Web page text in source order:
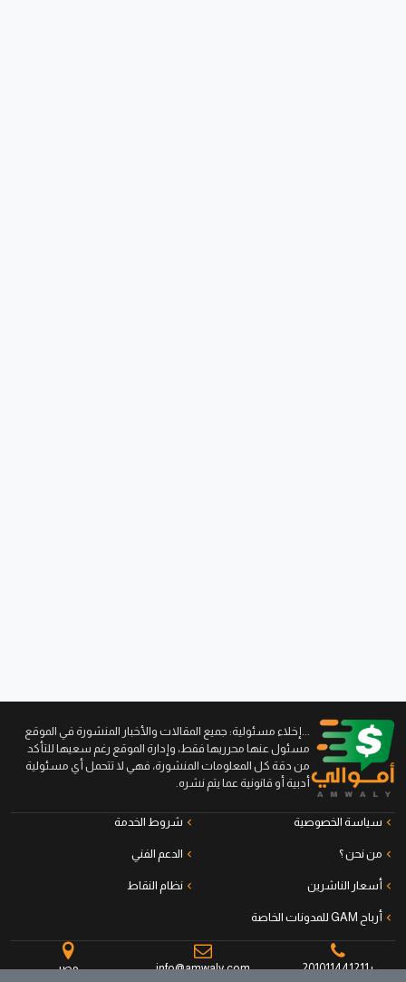
...إخلاء مسئولية: جميع المقالات والأخبار المنشورة في الموقع
مسئول عنها محرريها فقط، وإدارة الموقع رغم سعيها للتأكد
من دقة كل المعلومات المنشورة، فهي لا تتحمل أي مسئولية
أدبية أو قانونية عما يتم نشره.
سياسة الخصوصية شروط الخدمة
من نحن ؟ الدعم الفني
أسعار الناشرين نظام النقاط
أرباح GAM للمدونات الخاصة
+201011441211
info@amwaly.com مصر